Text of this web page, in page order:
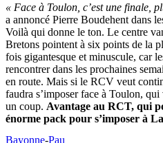
« Face à Toulon, c’est une finale,
a annoncé Pierre Boudehent dans
Voilà qui donne le ton. Le centre
Bretons pointent à six points de la
fois gigantesque et minuscule, car
rencontrer dans les prochaines
en route. Mais si le RCV veut
faudra s’imposer face à Toulon,
un coup. Avantage au RCT, qui
énorme pack pour s’imposer à
Bayonne-Pau